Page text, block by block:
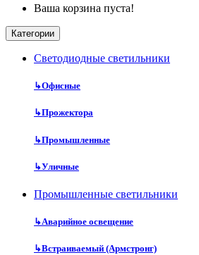
Ваша корзина пуста!
Категории
Cветодиодные светильники
↳Офисные
↳Прожектора
↳Промышленные
↳Уличные
Промышленные светильники
↳Аварийное освещение
↳Встраиваемый (Армстронг)